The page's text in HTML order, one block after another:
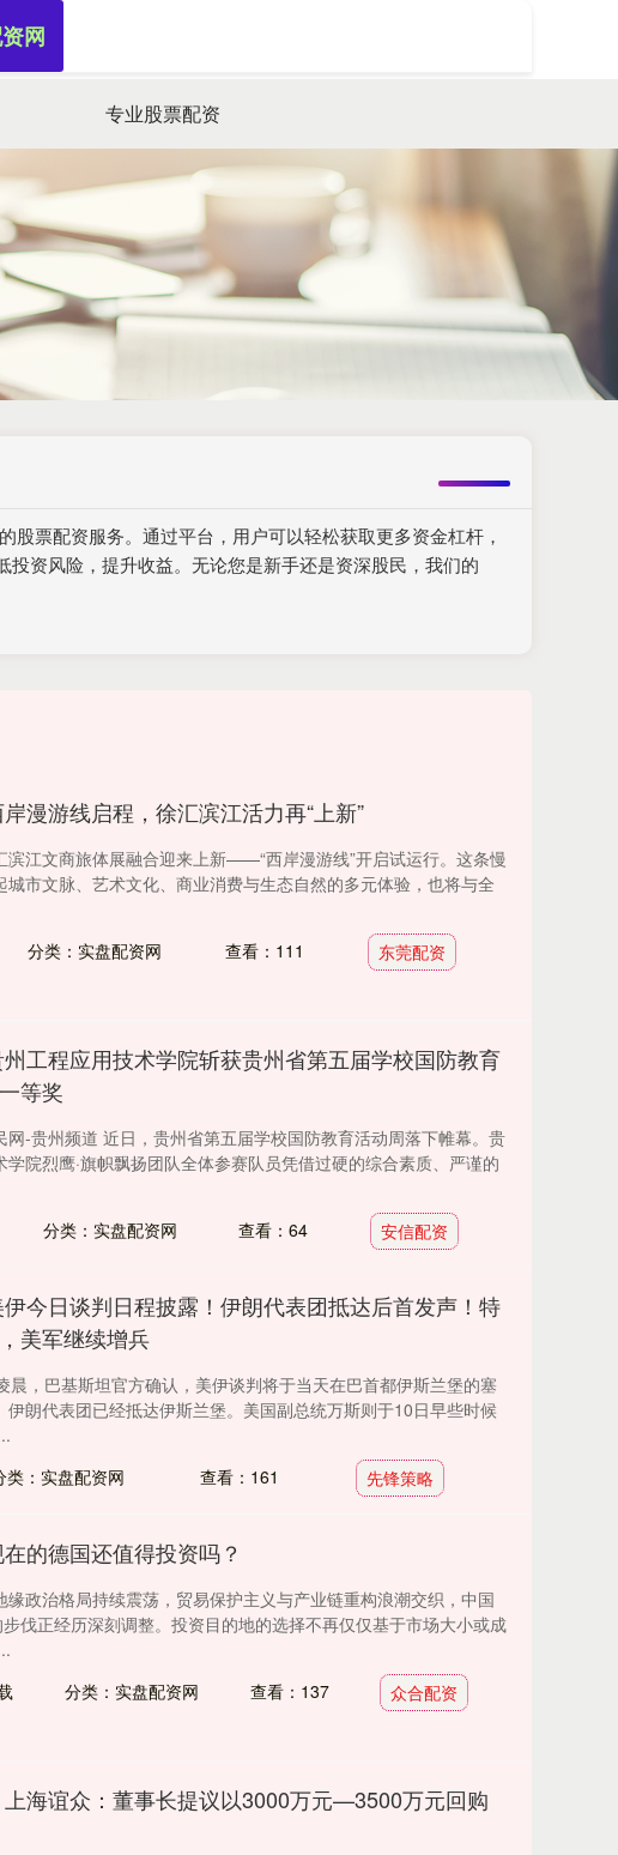
专业股票配资
票配资服务。通过平台，用户可以轻松获取更多资金杠杆，
资风险，提升收益。无论您是新手还是资深股民，我们的
网
漫游线启程，徐汇滨江活力再“上新”
滨江文商旅体展融合迎来上新——“西岸漫游线”开启试运行。这条慢
城市文脉、艺术文化、商业消费与生态自然的多元体验，也将与全
分类：实盘配资网 查看：111 东莞配资
工程应用技术学院斩获贵州省第五届学校国防教育
等奖
网-贵州频道 近日，贵州省第五届学校国防教育活动周落下帷幕。贵
学院烈鹰·旗帜飘扬团队全体参赛队员凭借过硬的综合素质、严谨的
分类：实盘配资网 查看：64 安信配资
今日谈判日程披露！伊朗代表团抵达后首发声！特
美军继续增兵
晨，巴基斯坦官方确认，美伊谈判将于当天在巴首都伊斯兰堡的塞
伊朗代表团已经抵达伊斯兰堡。美国副总统万斯则于10日早些时候
类：实盘配资网 查看：161 先锋策略
的德国还值得投资吗？
缘政治格局持续震荡，贸易保护主义与产业链重构浪潮交织，中国
步伐正经历深刻调整。投资目的地的选择不再仅仅基于市场大小或成
分类：实盘配资网 查看：137 众合配资
上海谊众：董事长提议以3000万元—3500万元回购